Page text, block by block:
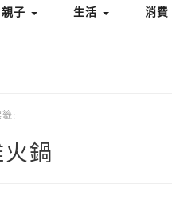
親子 生活 消費
:
鍋